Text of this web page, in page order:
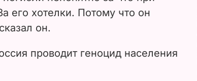
o
его хотелки. Потому что он
он.
проводит геноцид населения